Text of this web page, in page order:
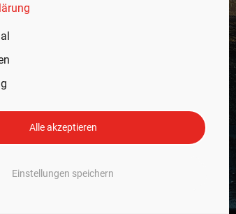
Alle akzeptieren
Einstellungen speichern